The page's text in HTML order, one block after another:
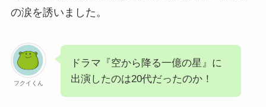
の涙を誘いました。
フクイくん
ドラマ『空から降る一億の星』に
出演したのは20代だったのか！